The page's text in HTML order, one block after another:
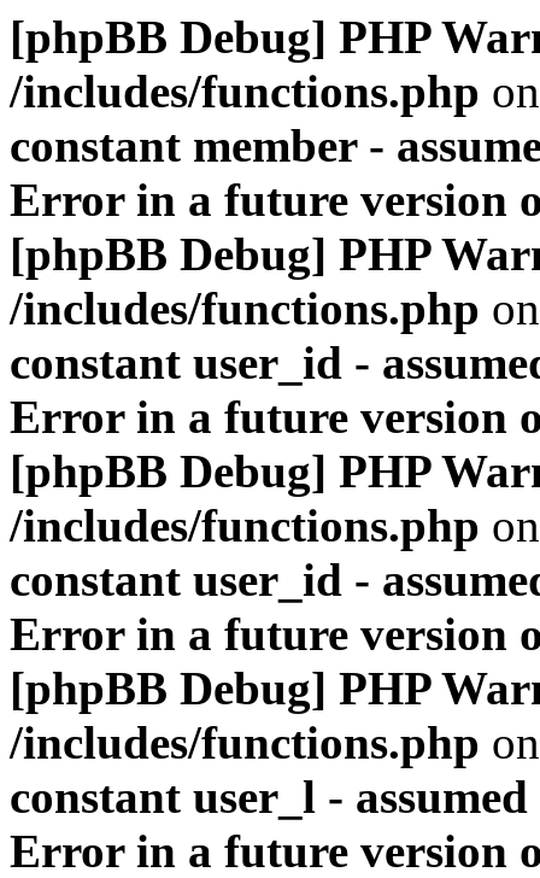
[phpBB Debug] PHP
/includes/functions.php
constant member -
Error in a future version
[phpBB Debug] PHP
/includes/functions.php
constant user_id -
Error in a future version
[phpBB Debug] PHP
/includes/functions.php
constant user_id -
Error in a future version
[phpBB Debug] PHP
/includes/functions.php
constant user_l -
Error in a future version